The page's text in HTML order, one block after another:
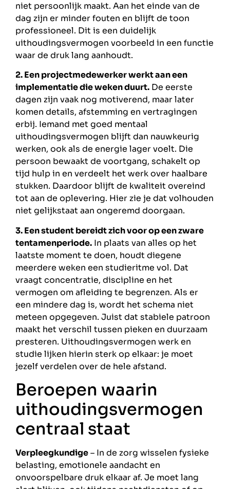
niet persoonlijk maakt. Aan het einde van de
dag zijn er minder fouten en blijft de toon
professioneel. Dit is een duidelijk
uithoudingsvermogen voorbeeld in een functie
waar de druk lang aanhoudt.
2. Een projectmedewerker werkt aan een
implementatie die weken duurt. De eerste
dagen zijn vaak nog motiverend, maar later
komen details, afstemming en vertragingen
erbij. Iemand met goed mentaal
uithoudingsvermogen blijft dan nauwkeurig
werken, ook als de energie lager voelt. Die
persoon bewaakt de voortgang, schakelt op
tijd hulp in en verdeelt het werk over haalbare
stukken. Daardoor blijft de kwaliteit overeind
tot aan de oplevering. Hier zie je dat volhouden
niet gelijkstaat aan ongeremd doorgaan.
3. Een student bereidt zich voor op een zware
tentamenperiode. In plaats van alles op het
laatste moment te doen, houdt diegene
meerdere weken een studieritme vol. Dat
vraagt concentratie, discipline en het
vermogen om afleiding te begrenzen. Als er
een mindere dag is, wordt het schema niet
meteen opgegeven. Juist dat stabiele patroon
maakt het verschil tussen pieken en duurzaam
presteren. Uithoudingsvermogen werk en
studie lijken hierin sterk op elkaar: je moet
jezelf verdelen over de hele afstand.
Beroepen waarin
uithoudingsvermogen
centraal staat
Verpleegkundige– In de zorg wisselen fysieke
belasting, emotionele aandacht en
onvoorspelbare druk elkaar af. Je moet lang